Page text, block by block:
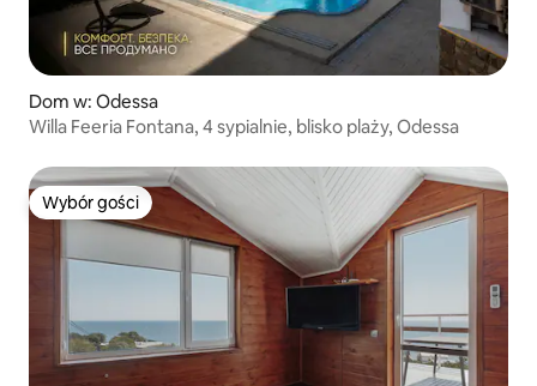
Dom w: Odessa
Willa Feeria Fontana, 4 sypialnie, blisko plaży, Odessa
Wybór gości
Wybór gości